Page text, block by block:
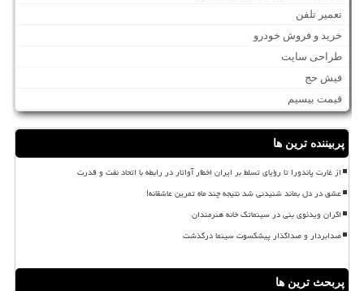
تعمیر تلفن
خرید و فروش خودرو
طراحی سایت
فیش حج
قیمت بیسیم
پربیننده ترین ها
از غارت پاندورا تا رؤیای تسلط بر ایران اخطار آواتار در رابطه با اتحاد نفت و قدرت
عشق در دل بماند شنیدنی شد نتیجه چند ماه تمرین عاشقانه!
اکران ویدئوی بنی در سینماتک خانه هنرمندان
صدابردار و صداگذار پیشکسوت سینما درگذشت
پربحث ترین ها